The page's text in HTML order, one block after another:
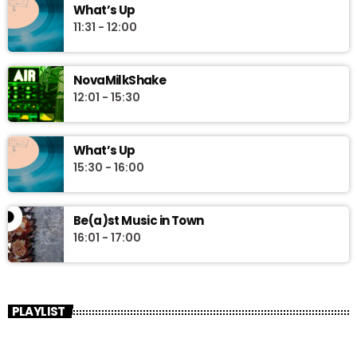
What’s Up
11:31 - 12:00
NovaMilkShake
12:01 - 15:30
What’s Up
15:30 - 16:00
Be(a)st Music in Town
16:01 - 17:00
PLAYLIST